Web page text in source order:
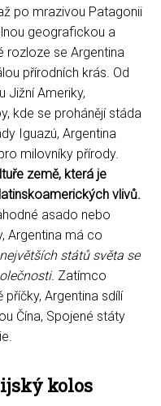
po mrazivou Patagonii
geografickou a
rozloze se Argentina
přírodních krás. Od
Jižní Ameriky,
kde se prohánějí stáda
Iguazú, Argentina
milovníky přírody.
země, která je
vlivů.
asado nebo
Argentina má co
států světa se
Zatímco
příčky, Argentina sdílí
Čína, Spojené státy
kolos